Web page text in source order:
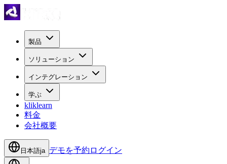
製品
ソリューション
インテグレーション
学ぶ
kliklearn
料金
会社概要
日本語ja デモを予約 ログイン